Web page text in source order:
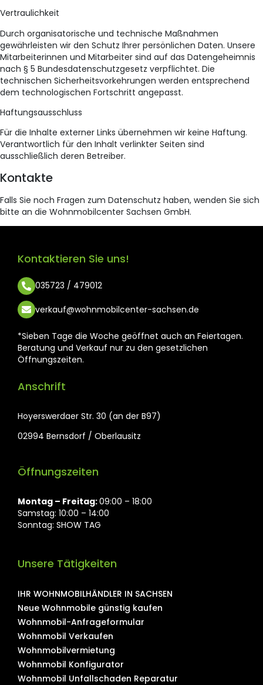
Vertraulichkeit
Durch organisatorische und technische Maßnahmen
gewährleisten wir den Schutz Ihrer persönlichen Daten. Unsere
Mitarbeiterinnen und Mitarbeiter sind auf das Datengeheimnis
nach § 5 Bundesdatenschutzgesetz verpflichtet. Die
technischen Sicherheitsvorkehrungen werden entsprechend
dem technologischen Fortschritt angepasst.
Haftungsausschluss
Für die Inhalte externer Links übernehmen wir keine Haftung.
Verantwortlich für den Inhalt verlinkter Seiten sind
ausschließlich deren Betreiber.
Kontakte
Falls Sie noch Fragen zum Datenschutz haben, wenden Sie sich
bitte an die Wohnmobilcenter Sachsen GmbH.
Kontaktieren Sie uns!
035723 / 479012
verkauf@wohnmobilcenter-sachsen.de
*Sieben Tage die Woche geöffnet auch an Feiertagen.
Beratung und Verkauf nur zu den gesetzlichen
Öffnungszeiten.
Anschrift
Hoyerswerdaer Str. 30 (an der B97)
02994 Bernsdorf / Oberlausitz
Öffnungszeiten
Montag ⁠– Freitag:09:00 – 18:00
Samstag: 10:00 – 14:00
Sonntag: SHOW TAG
Unsere Tätigkeiten
IHR WOHNMOBILHÄNDLER IN SACHSEN
Neue Wohnmobile günstig kaufen
Wohnmobil-Anfrageformular
Wohnmobil Verkaufen
Wohnmobilvermietung
Wohnmobil Konfigurator
Wohnmobil Unfallschaden Reparatur